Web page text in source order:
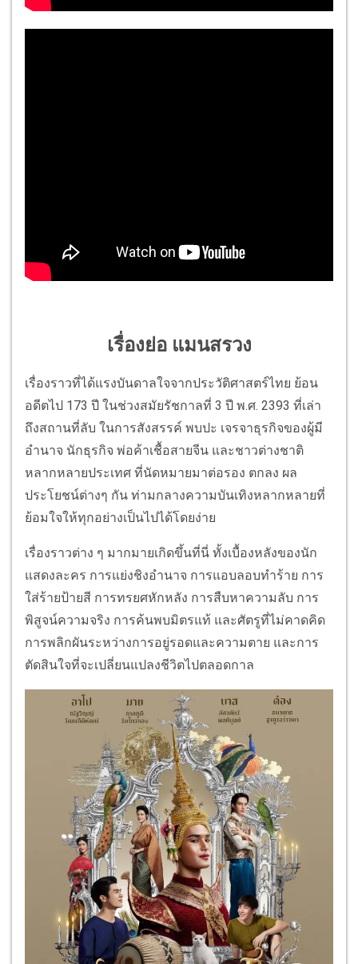
เรื่องย่อ แมนสรวง
เรื่องราวที่ได้แรงบันดาลใจจากประวัติศาสตร์ไทย ย้อน
อดีตไป 173 ปี ในช่วงสมัยรัชกาลที่ 3 ปี พ.ศ. 2393 ที่เล่า
ถึงสถานที่ลับ ในการสังสรรค์ พบปะ เจรจาธุรกิจของผู้มี
อำนาจ นักธุรกิจ พ่อค้าเชื้อสายจีน และชาวต่างชาติ
หลากหลายประเทศ ที่นัดหมายมาต่อรอง ตกลง ผล
ประโยชน์ต่างๆ กัน ท่ามกลางความบันเทิงหลากหลายที่
ย้อมใจให้ทุกอย่างเป็นไปได้โดยง่าย
เรื่องราวต่าง ๆ มากมายเกิดขึ้นที่นี่ ทั้งเบื้องหลังของนัก
แสดงละคร การแย่งชิงอำนาจ การแอบลอบทำร้าย การ
ใส่ร้ายป้ายสี การทรยศหักหลัง การสืบหาความลับ การ
พิสูจน์ความจริง การค้นพบมิตรแท้ และศัตรูที่ไม่คาดคิด
การพลิกผันระหว่างการอยู่รอดและความตาย และการ
ตัดสินใจที่จะเปลี่ยนแปลงชีวิตไปตลอดกาล